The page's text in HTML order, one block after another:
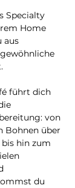
Specialty
Home
aus
führt dich
von
Bohnen über
hin zum
du